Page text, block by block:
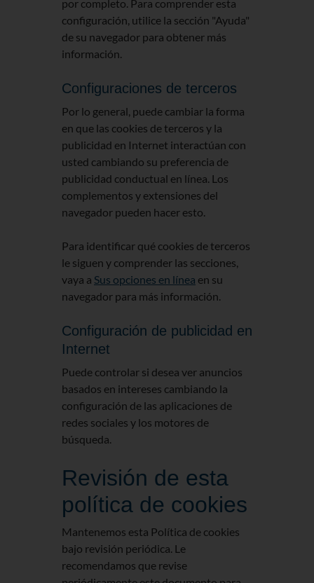
por completo. Para comprender esta
configuración, utilice la sección "Ayuda"
de su navegador para obtener más
información.
Configuraciones de terceros
Por lo general, puede cambiar la forma
en que las cookies de terceros y la
publicidad en Internet interactúan con
usted cambiando su preferencia de
publicidad conductual en línea. Los
complementos y extensiones del
navegador pueden hacer esto.
Para identificar qué cookies de terceros
le siguen y comprender las secciones,
vaya a Sus opciones en línea en su
navegador para más información.
Configuración de publicidad en
Internet
Puede controlar si desea ver anuncios
basados en intereses cambiando la
configuración de las aplicaciones de
redes sociales y los motores de
búsqueda.
Revisión de esta
política de cookies
Mantenemos esta Política de cookies
bajo revisión periódica. Le
recomendamos que revise